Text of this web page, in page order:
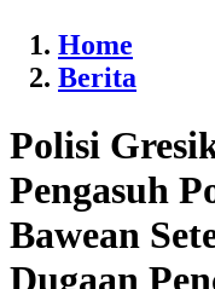
Home
Berita
Polisi
Pengasuh
Bawean
Dugaan